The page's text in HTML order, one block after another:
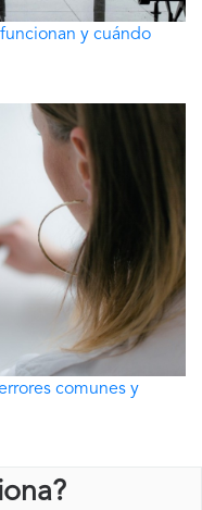
y cuándo
comunes y